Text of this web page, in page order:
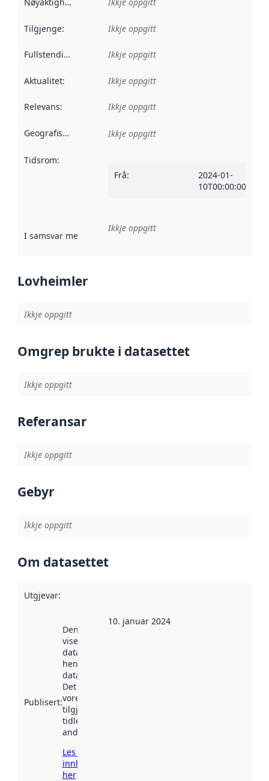
Tilgjenge: Ikkje oppgitt
Fullstendigheit Ikkje oppgitt
Aktualitet: Ikkje oppgitt
Relevans: Ikkje oppgitt
Geografisk område Ikkje oppgitt
Tidsrom:
Frå:
2024-01-
10T00:00:00Z
I samsvar med Referanse til ei implementeringsregel eller
Ikkje oppgitt
Lovheimler
Ikkje oppgitt
Omgrep brukte i datasettet
Ikkje oppgitt
Referansar
Ikkje oppgitt
Gebyr
Ikkje oppgitt
Om datasettet
Utgjevar:
Publisert:
Denne datoen
viser når
datasettet vart
henta inn av
data.norge.no.
Det kan ha
vore
tilgjengeleg
tidlegare
andre stader.
Les meir om
innhenting
her
10. januar 2024